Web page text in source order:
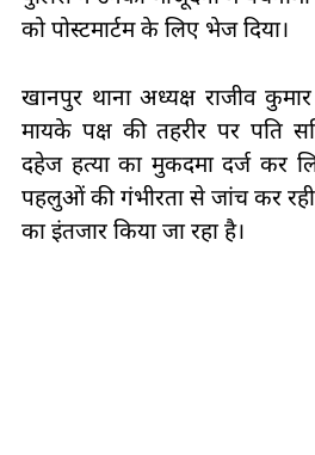
को पोस्टमार्टम के लिए भेज दिया।
खानपुर थाना अध्यक्ष राजीव
मायके पक्ष की तहरीर पर पति
दहेज हत्या का मुकदमा दर्ज कर
पहलुओं की गंभीरता से जांच कर रही
का इंतजार किया जा रहा है।